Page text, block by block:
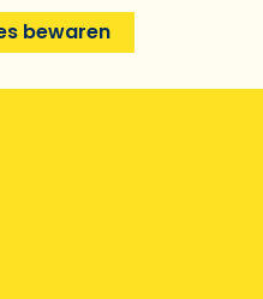
bewaren